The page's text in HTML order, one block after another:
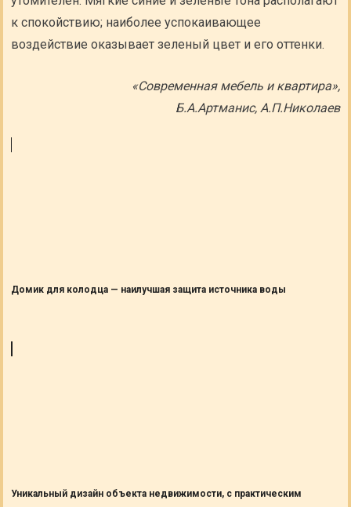
к спокойствию; наиболее успокаивающее
воздействие оказывает зеленый цвет и его оттенки.
«Современная мебель и квартира»,
Б.А.Артманис, А.П.Николаев
Домик для колодца — наилучшая защита источника воды
Уникальный дизайн объекта недвижимости, с практическим